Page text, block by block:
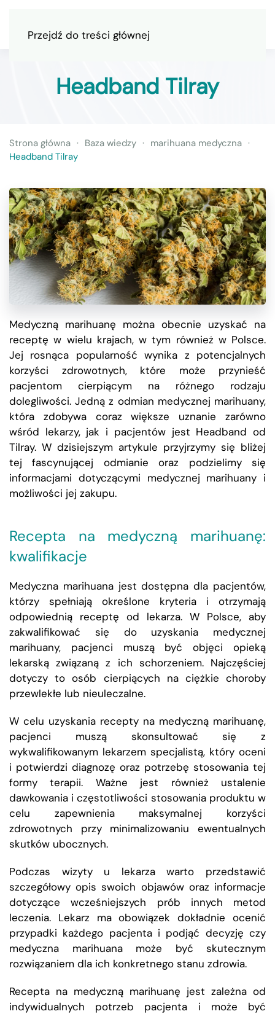
Przejdź do treści głównej
Headband Tilray
Strona główna Baza wiedzy
marihuana medyczna
Headband Tilray
Medyczną marihuanę można obecnie uzyskać na
receptę w wielu krajach, w tym również w Polsce.
Jej rosnąca popularność wynika z potencjalnych
korzyści zdrowotnych, które może przynieść
pacjentom cierpiącym na różnego rodzaju
dolegliwości. Jedną z odmian medycznej marihuany,
która zdobywa coraz większe uznanie zarówno
wśród lekarzy, jak i pacjentów jest Headband od
Tilray. W dzisiejszym artykule przyjrzymy się bliżej
tej fascynującej odmianie oraz podzielimy się
informacjami dotyczącymi medycznej marihuany i
możliwości jej zakupu.
Recepta na medyczną marihuanę:
kwalifikacje
Medyczna marihuana jest dostępna dla pacjentów,
którzy spełniają określone kryteria i otrzymają
odpowiednią receptę od lekarza. W Polsce, aby
zakwalifikować się do uzyskania medycznej
marihuany, pacjenci muszą być objęci opieką
lekarską związaną z ich schorzeniem. Najczęściej
dotyczy to osób cierpiących na ciężkie choroby
przewlekłe lub nieuleczalne.
W celu uzyskania recepty na medyczną marihuanę,
pacjenci muszą skonsultować się z
wykwalifikowanym lekarzem specjalistą, który oceni
i potwierdzi diagnozę oraz potrzebę stosowania tej
formy terapii. Ważne jest również ustalenie
dawkowania i częstotliwości stosowania produktu w
celu zapewnienia maksymalnej korzyści
zdrowotnych przy minimalizowaniu ewentualnych
skutków ubocznych.
Podczas wizyty u lekarza warto przedstawić
szczegółowy opis swoich objawów oraz informacje
dotyczące wcześniejszych prób innych metod
leczenia. Lekarz ma obowiązek dokładnie ocenić
przypadki każdego pacjenta i podjąć decyzję czy
medyczna marihuana może być skutecznym
rozwiązaniem dla ich konkretnego stanu zdrowia.
Recepta na medyczną marihuanę jest zależna od
indywidualnych potrzeb pacjenta i może być